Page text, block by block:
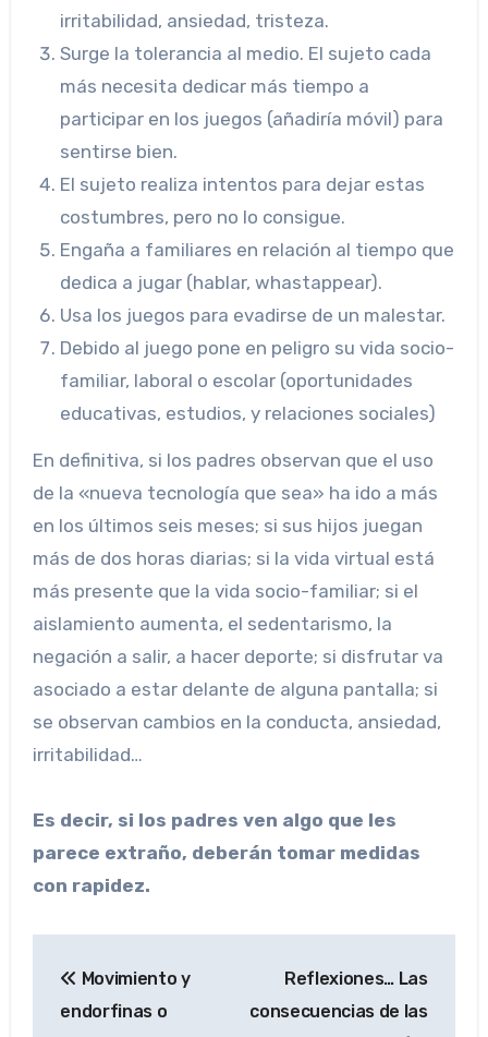
irritabilidad, ansiedad, tristeza.
Surge la tolerancia al medio. El sujeto cada
más necesita dedicar más tiempo a
participar en los juegos (añadiría móvil) para
sentirse bien.
El sujeto realiza intentos para dejar estas
costumbres, pero no lo consigue.
Engaña a familiares en relación al tiempo que
dedica a jugar (hablar, whastappear).
Usa los juegos para evadirse de un malestar.
Debido al juego pone en peligro su vida socio-
familiar, laboral o escolar (oportunidades
educativas, estudios, y relaciones sociales)
En definitiva, si los padres observan que el uso
de la «nueva tecnología que sea» ha ido a más
en los últimos seis meses; si sus hijos juegan
más de dos horas diarias; si la vida virtual está
más presente que la vida socio-familiar; si el
aislamiento aumenta, el sedentarismo, la
negación a salir, a hacer deporte; si disfrutar va
asociado a estar delante de alguna pantalla; si
se observan cambios en la conducta, ansiedad,
irritabilidad…
Es decir, si los padres ven algo que les
parece extraño, deberán tomar medidas
con rapidez.
de
Movimiento y
endorfinas o
Reflexiones… Las
consecuencias de las